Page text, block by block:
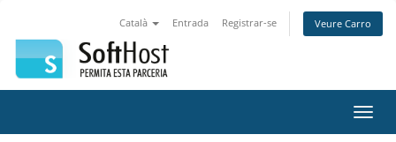
Català Entrada Registrar-se Veure Carro
la